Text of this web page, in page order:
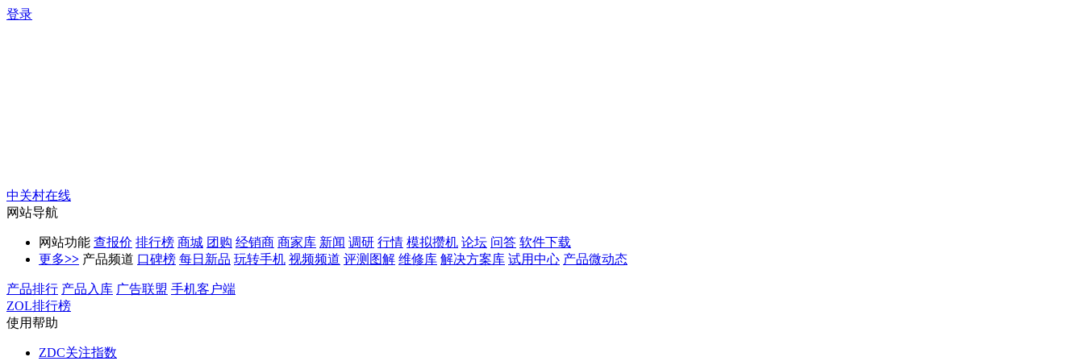
登录
中关村在线
网站导航
网站功能 查报价 排行榜 商城 团购 经销商 商家库 新闻 调研 行情 模拟攒机 论坛 问答 软件下载
更多>> 产品频道 口碑榜 每日新品 玩转手机 视频频道 评测图解 维修库 解决方案库 试用中心 产品微动态
产品排行 产品入库 广告联盟 手机客户端
ZOL排行榜
使用帮助
ZDC关注指数